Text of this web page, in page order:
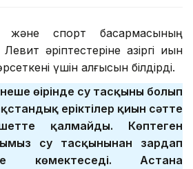
спорт басқармасының
әріптестеріне қазіргі қиын
үшін алғысын білдірді.
өңірінде су тасқыны болып
еріктілер қиын сәтте
қалмайды. Көптеген
су тасқынынан зардап
көмектеседі. Астана